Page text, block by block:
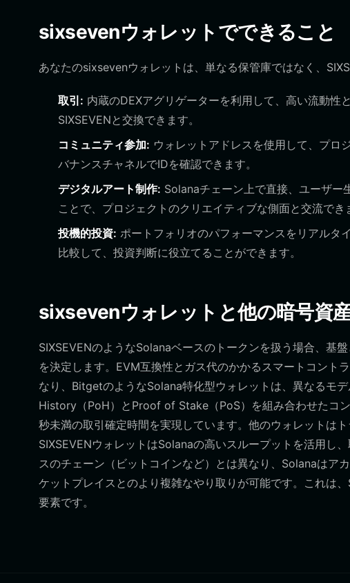
sixsevenウォレットでできること
あなたのsixsevenウォレットは、単なる保管庫ではなく、
取引: 内蔵のDEXアグリゲーターを利用して、高い流動性
SIXSEVENと交換できます。
コミュニティ参加: ウォレットアドレスを使用して、プロ
バナンスチャネルでIDを確認できます。
デジタルアート制作: Solanaチェーン上で直接、ユーザー
ことで、プロジェクトのクリエイティブな側面と交流でき
投機的投資: ポートフォリオのパフォーマンスをリアルタ
比較して、投資判断に役立てることができます。
sixsevenウォレットと他の暗号資
SIXSEVENのようなSolanaベースのトークンを扱う場合、基
を決定します。EVM互換性とガス代のかかるスマートコント
なり、BitgetのようなSolana特化型ウォレットは、異なるモ
History（PoH）とProof of Stake（PoS）を組み合わせたコ
秒未満の取引確定時間を実現しています。他のウォレットは
SIXSEVENウォレットはSolanaの高いスループットを活用し
スのチェーン（ビットコインなど）とは異なり、Solanaはア
ケットプレイスとのより複雑なやり取りが可能です。これは
要素です。